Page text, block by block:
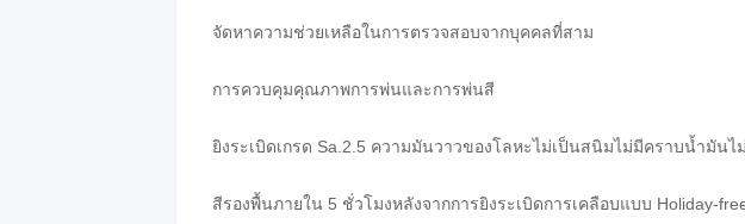
จัดหาความช่วยเหลือในการตรวจสอบจากบุคคลที่สาม
การควบคุมคุณภาพการพ่นและการพ่นสี
ยิงระเบิดเกรด Sa.2.5 ความมันวาวของโลหะไม่เป็นสนิมไม่มีคราบน้ำมันไ
สีรองพื้นภายใน 5 ชั่วโมงหลังจากการยิงระเบิดการเคลือบแบบ Holiday-